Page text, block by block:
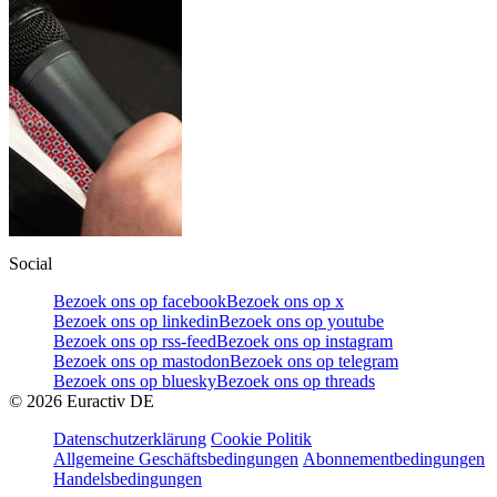
Social
Bezoek ons op facebookBezoek ons op x
Bezoek ons op linkedinBezoek ons op youtube
Bezoek ons op rss-feedBezoek ons op instagram
Bezoek ons op mastodonBezoek ons op telegram
Bezoek ons op blueskyBezoek ons op threads
© 2026 Euractiv DE
Datenschutzerklärung Cookie Politik
Allgemeine Geschäftsbedingungen Abonnementbedingungen
Handelsbedingungen